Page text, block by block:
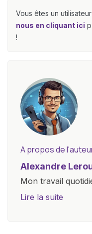
Vous êtes un
nous en cliquant ici
!
A propos de
Alexandre
Mon travail
nouveaux
Lire la suite